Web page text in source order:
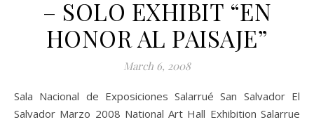
– SOLO EXHIBIT “EN
HONOR AL PAISAJE”
March 6, 2008
Sala Nacional de Exposiciones Salarrué San Salvador El
Salvador Marzo 2008 National Art Hall Exhibition Salarrue